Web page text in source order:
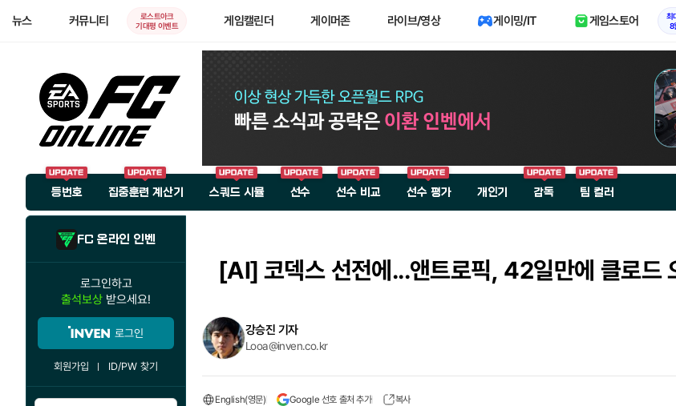
뉴스 커뮤니티
로스트아크
기대평 이벤트
게임캘린더 게이머존 라이브/영상 게이밍/IT 게임스토어
최
8
등번호 집중훈련 계산기 스쿼드 시뮬 선수 선수 비교 선수 평가 개인기 감독 팀 컬러
FC 온라인 인벤
로그인하고
출석보상 받으세요!
로그인
회원가입 ID/PW 찾기
[AI] 코덱스 선전에...앤트로픽, 42일만에 클로드
강승진 기자
Looa@inven.co.kr
English(영문) Google 선호 출처 추가 복사